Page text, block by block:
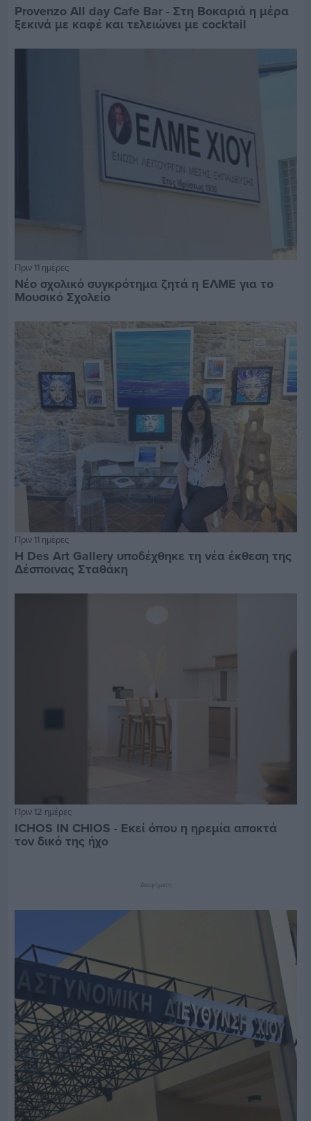
Provenzo All day Cafe Bar - Στη Βοκαριά η μέρα
ξεκινά με καφέ και τελειώνει με cocktail
Πριν 11 ημέρες
Νέο σχολικό συγκρότημα ζητά η ΕΛΜΕ για το
Μουσικό Σχολείο
Πριν 11 ημέρες
Η Des Art Gallery υποδέχθηκε τη νέα έκθεση της
Δέσποινας Σταθάκη
Πριν 12 ημέρες
ICHOS IN CHIOS - Εκεί όπου η ηρεμία αποκτά
τον δικό της ήχο
Διαφήμιση